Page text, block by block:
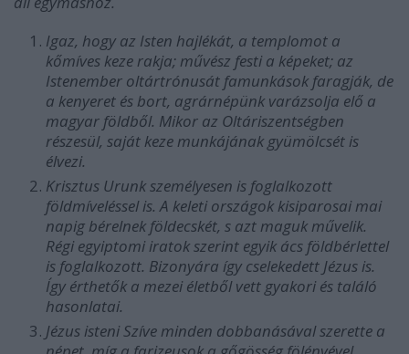
Igaz, hogy az Isten hajlékát, a templomot a
kőmíves keze rakja; művész festi a képeket; az
Istenember oltártrónusát famunkások faragják, de
a kenyeret és bort, agrárnépünk varázsolja elő a
magyar földből. Mikor az Oltáriszentségben
részesül, saját keze munkájának gyümölcsét is
élvezi.
Krisztus Urunk személyesen is foglalkozott
földmíveléssel is. A keleti országok kisiparosai mai
napig bérelnek földecskét, s azt maguk művelik.
Régi egyiptomi iratok szerint egyik ács földbérlettel
is foglalkozott. Bizonyára így cselekedett Jézus is.
Így érthetők a mezei életből vett gyakori és találó
hasonlatai.
Jézus isteni Szíve minden dobbanásával szerette a